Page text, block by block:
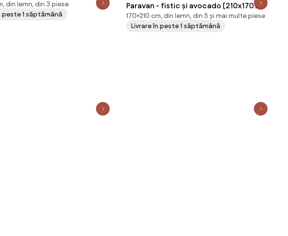
din lemn, din 3 piese
peste 1 săptămână
Paravan - fistic și avocado (210x170
cm)
170×210 cm, din lemn, din 5 și mai multe piese
Livrare în peste 1 săptămână